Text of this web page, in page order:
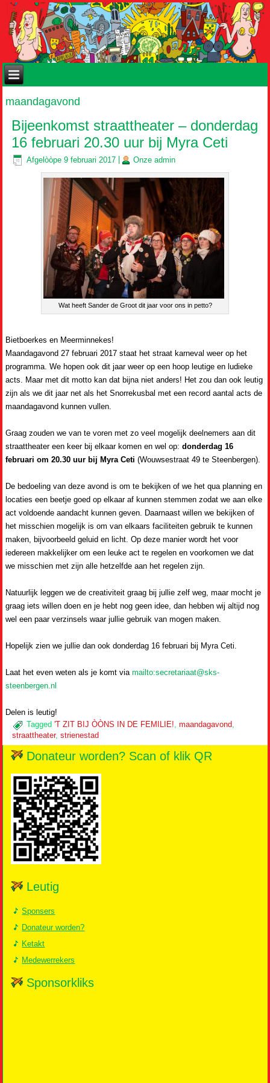
maandagavond
Bijeenkomst straattheater – donderdag
16 februari 20.30 uur bij Myra Ceti
Afgelòòpe 9 februari 2017 Onze admin
Wat heeft Sander de Groot dit jaar voor ons in petto?
Bietboerkes en Meerminnekes!
Maandagavond 27 februari 2017 staat het straat karneval weer op het
programma. We hopen ook dit jaar weer op een hoop leutige en ludieke
acts. Maar met dit motto kan dat bijna niet anders! Het zou dan ook leutig
zijn als we dit jaar net als het Snorrekusbal met een record aantal acts de
maandagavond kunnen vullen.
Graag zouden we van te voren met zo veel mogelijk deelnemers aan dit
straattheater een keer bij elkaar komen en wel op:donderdag 16
februari om 20.30 uur bij Myra Ceti (Wouwsestraat 49 te Steenbergen).
De bedoeling van deze avond is om te bekijken of we het qua planning en
locaties een beetje goed op elkaar af kunnen stemmen zodat we aan elke
act voldoende aandacht kunnen geven. Daarnaast willen we bekijken of
het misschien mogelijk is om van elkaars faciliteiten gebruik te kunnen
maken, bijvoorbeeld geluid en licht.Op deze manier wordt het voor
iedereen makkelijker om een leuke act te regelen en voorkomen we dat
we misschien met zijn alle hetzelfde aan het regelen zijn.
Natuurlijk leggen we de creativiteit graag bij jullie zelf weg, maar mocht je
graag iets willen doen en je hebt nog geen idee, dan hebben wij altijd nog
wel een paar verzinsels waar jullie gebruik van mogen maken.
Hopelijk zien we jullie dan ook donderdag 16 februari bij Myra Ceti.
Laat het even weten als je komt viamailto:secretariaat@sks-
steenbergen.nl
Delen is leutig!
Tagged 'T ZIT BIJ ÒÒNS IN DE FEMILIE!,maandagavond,
straattheater,strienestad
Donateur worden? Scan of klik QR
Leutig
Sponsers
Donateur worden?
Ketakt
Medewerrekers
Sponsorkliks